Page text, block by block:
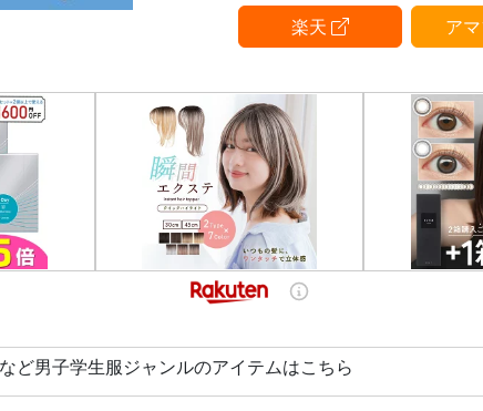
ており、
暑い夏でも暑さとニオイ
NIPPI1番の売れ筋商品で自
品です。
ノータック、ワンタックか
・送料無料
・家庭用洗濯機での丸洗い
・洗い替え用にも
・丁寧な縫製だから丈夫で
・裾直し対応
楽天 ア
ど男子学生服ジャンルのアイテムはこちら